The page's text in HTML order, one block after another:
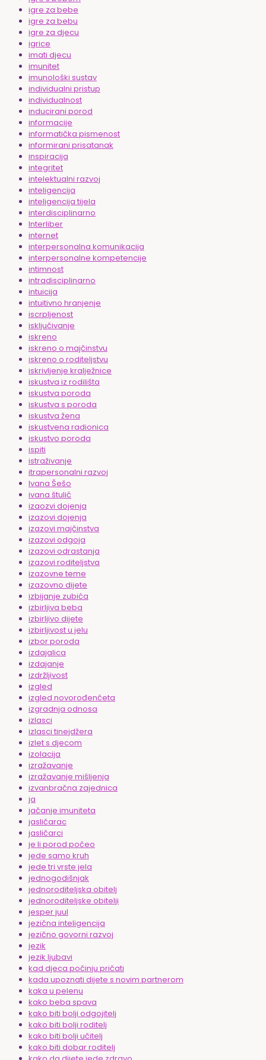
igre za bebe
igre za bebu
igre za djecu
igrice
imati djecu
imunitet
imunološki sustav
individualni pristup
individualnost
inducirani porod
informacije
informatička pismenost
informirani prisatanak
inspiracija
integritet
intelektualni razvoj
inteligencija
inteligencija tijela
interdisciplinarno
Interliber
internet
interpersonalna komunikacija
interpersonalne kompetencije
intimnost
intradisciplinarno
intuicija
intuitivno hranjenje
iscrpljenost
isključivanje
iskreno
iskreno o majčinstvu
iskreno o roditeljstvu
iskrivljenje kralježnice
iskustva iz rodilišta
iskustva poroda
iskustva s poroda
iskustva žena
iskustvena radionica
iskustvo poroda
ispiti
istraživanje
itrapersonalni razvoj
Ivana Šešo
ivana štulić
izaozvi dojenja
izazovi dojenja
izazovi majčinstva
izazovi odgoja
izazovi odrastanja
izazovi roditeljstva
izazovne teme
izazovno dijete
izbijanje zubića
izbirljiva beba
izbirljivo dijete
izbirljivost u jelu
izbor poroda
izdajalica
izdajanje
izdržljivost
izgled
izgled novorođenčeta
izgradnja odnosa
izlasci
izlasci tinejdžera
izlet s djecom
izolacija
izražavanje
izražavanje mišljenja
izvanbračna zajednica
ja
jačanje imuniteta
jasličarac
jasličarci
je li porod počeo
jede samo kruh
jede tri vrste jela
jednogodišnjak
jednoroditeljska obitelj
jednoroditeljske obitelji
jesper juul
jezična inteligencija
jezično govorni razvoj
jezik
jezik ljubavi
kad djeca počinju pričati
kada upoznati dijete s novim partnerom
kaka u pelenu
kako beba spava
kako biti bolji odgojitelj
kako biti bolji roditelj
kako biti bolji učitelj
kako biti dobar roditelj